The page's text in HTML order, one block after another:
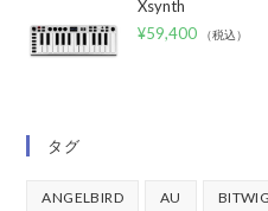
Xsynth
¥59,400 （税込）
タグ
ANGELBIRD AU BITWIG